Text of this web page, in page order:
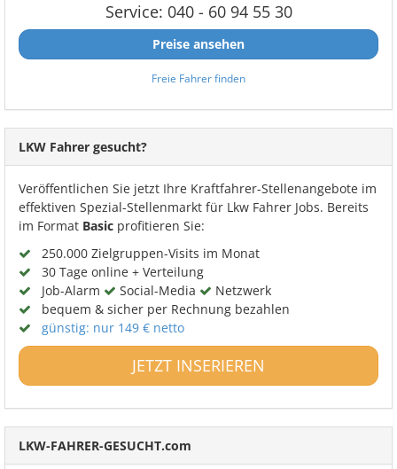
Service: 040 - 60 94 55 30
Preise ansehen
Freie Fahrer finden
LKW Fahrer gesucht?
Veröffentlichen Sie jetzt Ihre Kraftfahrer-Stellenangebote im
effektiven Spezial-Stellenmarkt für Lkw Fahrer Jobs. Bereits
im Format Basic profitieren Sie:
250.000 Zielgruppen-Visits im Monat
30 Tage online + Verteilung
Job-Alarm
Social-Media
Netzwerk
bequem & sicher per Rechnung bezahlen
günstig: nur 149 € netto
JETZT INSERIEREN
LKW-FAHRER-GESUCHT.com